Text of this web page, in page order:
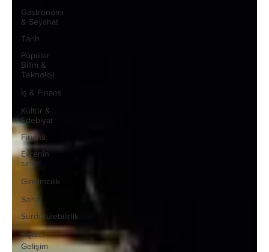
Gastronomi
& Seyahat
Tarih
Popüler
Bilim &
Teknoloji
İş & Finans
Kültür &
Edebiyat
Finans
Evrenin
sırları
Girişimcilik
Sanat
Sürdürülebilirlik
Kişisel
Gelişim